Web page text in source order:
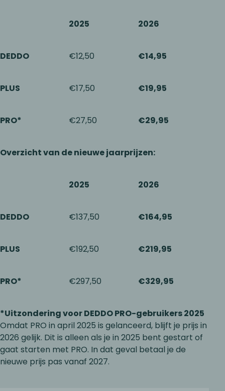
2025 2026
DEDDO €12,50 €14,95
PLUS €17,50 €19,95
PRO* €27,50 €29,95
Overzicht van de nieuwe jaarprijzen:
2025 2026
DEDDO €137,50 €164,95
PLUS €192,50 €219,95
PRO* €297,50 €329,95
*Uitzondering voor DEDDO PRO-gebruikers 2025
Omdat PRO in april 2025 is gelanceerd, blijft je prijs in
2026 gelijk. Dit is alleen als je in 2025 bent gestart of
gaat starten met PRO. In dat geval betaal je de
nieuwe prijs pas vanaf 2027.